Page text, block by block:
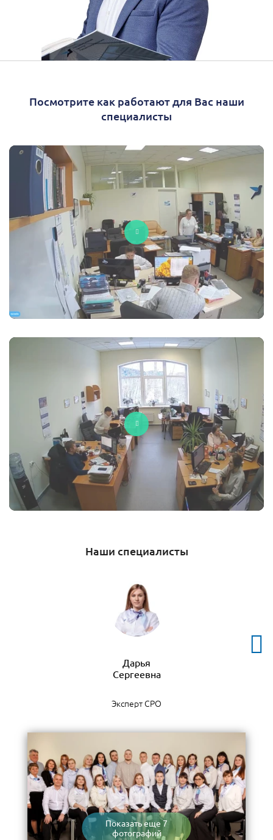
Посмотрите как работают для Вас наши
специалисты
Наши специалисты
Дарья
Сергеевна
Эксперт СРО
Показать еще 7
фотографий